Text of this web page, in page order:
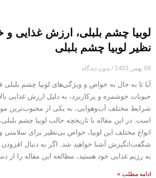
لوبیا چشم بلبلی، ارزش غذایی
نظیر لوبیا چشم بلبلی
08 بهمن 1403 بدون دیدگاه
آیا تا به حال به خواص و ویژگی‌های لوبیا چشم بلبلی
حبوبات خوشمزه و پرکاربرد، به دلیل ارزش غذایی
شرایط مختلف آب‌وهوایی، به یکی از محبوب‌ترین
است. در این مقاله با تاریخچه جالب لوبیا چشم
انواع مختلف این لوبیا، خواص بی‌نظیر برای
شگفت‌انگیزش آشنا خواهید شد. اگر به دنبال
به رژیم غذایی خود هستید، مطالعه این مقاله را از
ادامه مطلب »